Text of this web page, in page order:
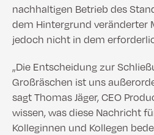
nachhaltigen Betrieb des
dem Hintergrund veränderter
jedoch nicht in dem
„Die Entscheidung zur
Großräschen ist uns
sagt Thomas Jäger, CEO
wissen, was diese Nachricht
Kolleginnen und Kollegen